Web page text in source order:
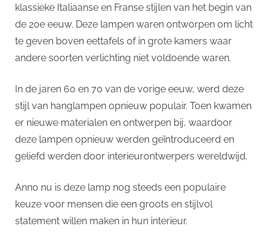
klassieke Italiaanse en Franse stijlen van het begin van
de 20e eeuw. Deze lampen waren ontworpen om licht
te geven boven eettafels of in grote kamers waar
andere soorten verlichting niet voldoende waren.
In de jaren 60 en 70 van de vorige eeuw, werd deze
stijl van hanglampen opnieuw populair. Toen kwamen
er nieuwe materialen en ontwerpen bij, waardoor
deze lampen opnieuw werden geïntroduceerd en
geliefd werden door interieurontwerpers wereldwijd.
Anno nu is deze lamp nog steeds een populaire
keuze voor mensen die een groots en stijlvol
statement willen maken in hun interieur.